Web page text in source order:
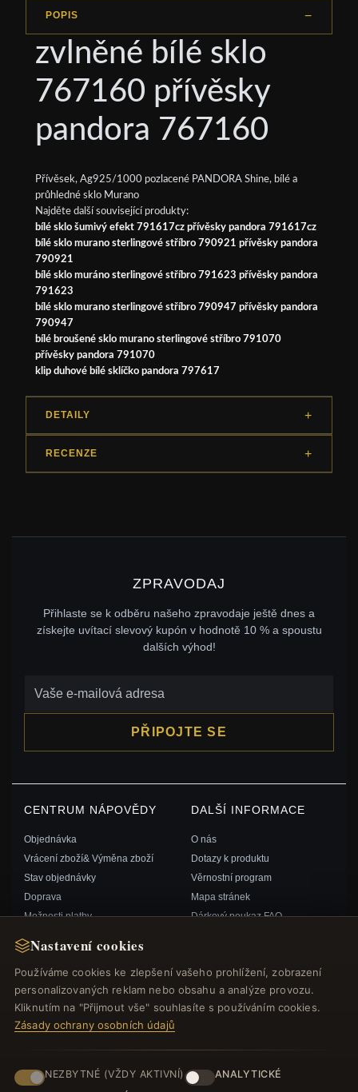
Nastavení cookies
Používáme cookies ke zlepšení vašeho prohlížení, zobrazení
personalizovaných reklam nebo obsahu a analýze provozu.
Kliknutím na "Přijmout vše" souhlasíte s používáním cookies.
Zásady ochrany osobních údajů
NEZBYTNÉ (VŽDY AKTIVNÍ)
ANALYTICKÉ
POPIS
zvlněné bílé sklo
767160 přívěsky
pandora 767160
Přívěsek, Ag925/1000 pozlacené PANDORA Shine, bílé a
průhledné sklo Murano
Najděte další související produkty:
bílé sklo šumivý efekt 791617cz přívěsky pandora 791617cz
bílé sklo murano sterlingové stříbro 790921 přívěsky pandora
790921
bílé sklo muráno sterlingové stříbro 791623 přívěsky pandora
791623
bílé sklo murano sterlingové stříbro 790947 přívěsky pandora
790947
bílé broušené sklo murano sterlingové stříbro 791070
přívěsky pandora 791070
klip duhové bílé sklíčko pandora 797617
DETAILY
RECENZE
ZPRAVODAJ
Přihlaste se k odběru našeho zpravodaje ještě dnes a
získejte uvítací slevový kupón v hodnotě 10 % a spoustu
dalších výhod!
PŘIPOJTE SE
CENTRUM NÁPOVĚDY
Objednávka
Vrácení zboží& Výměna zboží
Stav objednávky
Doprava
Možnosti platby
Kontaktujte nás
DALŠÍ INFORMACE
O nás
Dotazy k produktu
Věrnostní program
Mapa stránek
Dárkový poukaz FAQ
RYCHLÉ ODKAZY
Nové produkty
Speciální nabídky
Blog
Recenze
SLEDUJTE NÁS